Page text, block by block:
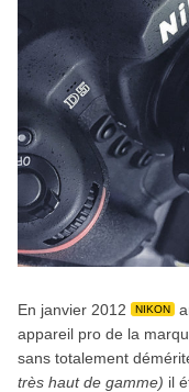
En janvier 2012 NIKON
appareil pro de la
sans totalement
très haut de gamme) il